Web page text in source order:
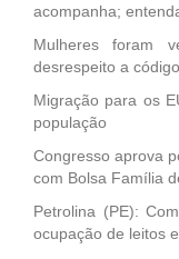
acompanha;
Mulheres foram
desrespeito a
Migração para os
população
Congresso aprova
com Bolsa Família
Petrolina (PE):
ocupação de leitos